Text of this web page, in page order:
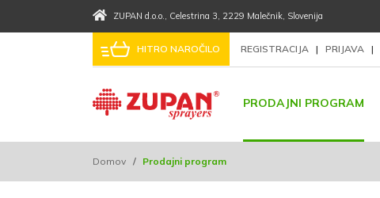
ZUPAN d.o.o., Celestrina 3, 2229 Malečnik, Slovenija
HITRO NAROČILO REGISTRACIJA | PRIJAVA |
PRODAJNI PROGRAM
Domov / Prodajni program